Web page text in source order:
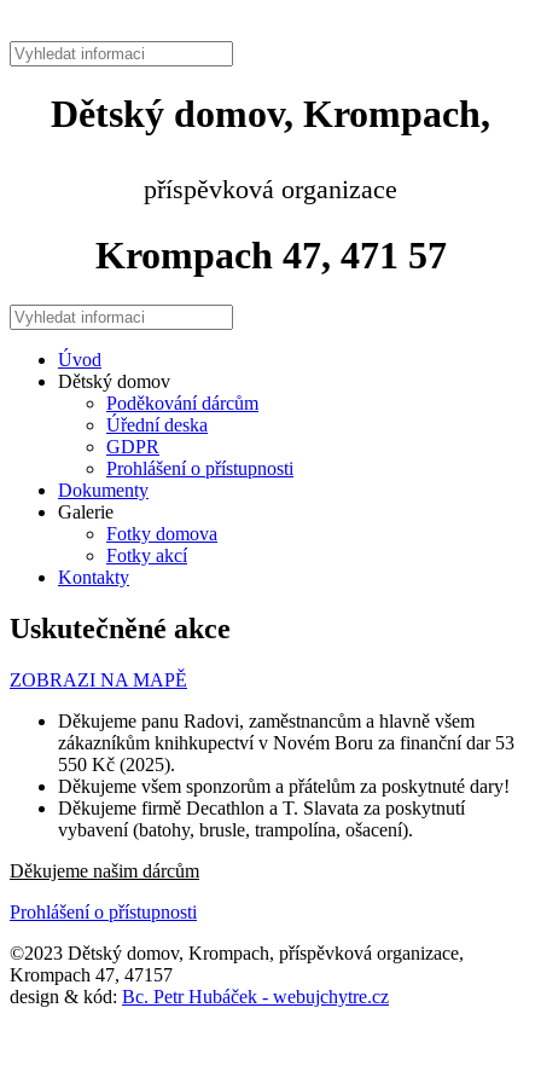
Dětský domov, Krompach,
příspěvková organizace
Krompach 47, 471 57
Úvod
Dětský domov
Poděkování dárcům
Úřední deska
GDPR
Prohlášení o přístupnosti
Dokumenty
Galerie
Fotky domova
Fotky akcí
Kontakty
Uskutečněné akce
ZOBRAZI NA MAPĚ
Děkujeme panu Radovi, zaměstnancům a hlavně všem
zákazníkům knihkupectví v Novém Boru za finanční dar 53
550 Kč (2025).
Děkujeme všem sponzorům a přátelům za poskytnuté dary!
Děkujeme firmě Decathlon a T. Slavata za poskytnutí
vybavení (batohy, brusle, trampolína, ošacení).
Děkujeme našim dárcům
Prohlášení o přístupnosti
©2023 Dětský domov, Krompach, příspěvková organizace,
Krompach 47, 47157
design & kód: Bc. Petr Hubáček - webujchytre.cz